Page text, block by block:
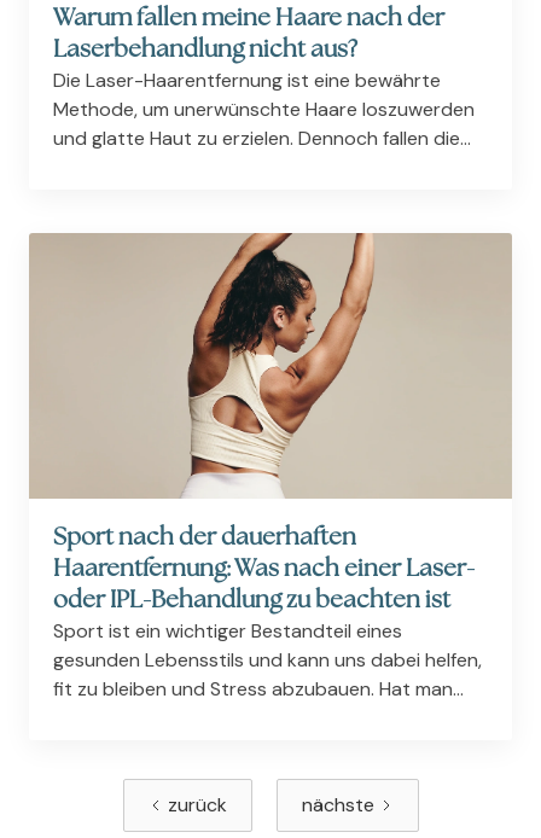
Warum fallen meine Haare nach der
Laserbehandlung nicht aus?
Die Laser-Haarentfernung ist eine bewährte
Methode, um unerwünschte Haare loszuwerden
und glatte Haut zu erzielen. Dennoch fallen die
Sport nach der dauerhaften
Haarentfernung: Was nach einer Laser-
oder IPL-Behandlung zu beachten ist
Sport ist ein wichtiger Bestandteil eines
gesunden Lebensstils und kann uns dabei helfen,
fit zu bleiben und Stress abzubauen. Hat man
unterzogen, gibt es...
zurück
nächste